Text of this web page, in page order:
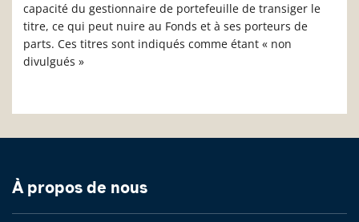
capacité du gestionnaire de portefeuille de transiger le
titre, ce qui peut nuire au Fonds et à ses porteurs de
parts. Ces titres sont indiqués comme étant « non
divulgués »
À propos de nous